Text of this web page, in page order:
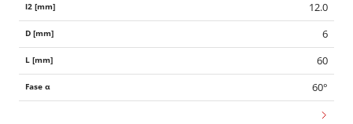
12.0
6
60
60°